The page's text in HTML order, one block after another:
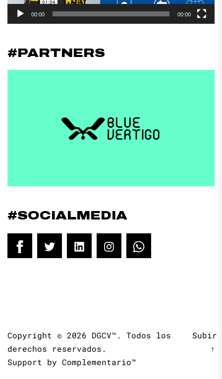
00:00 00:00
#PARTNERS
#SOCIALMEDIA
FacebookTwitter LinkedInInstagram
Copyright © 2026 DGCV™. Todos los
derechos reservados.
Support by Complementario™
Subir
↑